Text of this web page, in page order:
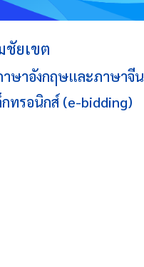
ชัยเขต
าษาอังกฤษและภาษาจีน
กทรอนิกส์ (e-bidding)